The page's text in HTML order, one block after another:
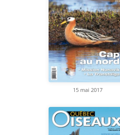
15 mai 2017